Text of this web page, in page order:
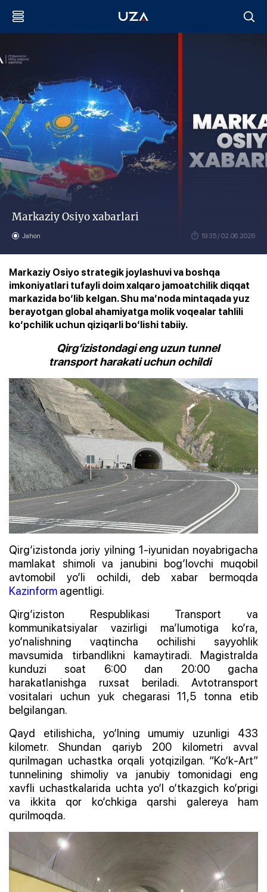
Markaziy Osiyo xabarlari
Jahon 19:35 / 02.06.2026
Markaziy Osiyo strategik joylashuvi va boshqa
imkoniyatlari tufayli doim xalqaro jamoatchilik diqqat
markazida bo‘lib kelgan. Shu ma’noda mintaqada yuz
berayotgan global ahamiyatga molik voqealar tahlili
ko‘pchilik uchun qiziqarli bo‘lishi tabiiy.
Qirg‘izistondagi eng uzun tunnel
transport harakati uchun ochildi
Qirg‘izistonda joriy yilning 1-iyunidan noyabrigacha
mamlakat shimoli va janubini bog‘lovchi muqobil
avtomobil yo‘li ochildi, deb xabar bermoqda
Kazinformagentligi.
Qirg‘iziston Respublikasi Transport va
kommunikatsiyalar vazirligi ma’lumotiga ko‘ra,
yo‘nalishning vaqtincha ochilishi sayyohlik
mavsumida tirbandlikni kamaytiradi. Magistralda
kunduzi soat 6:00 dan 20:00 gacha
harakatlanishga ruxsat beriladi. Avtotransport
vositalari uchun yuk chegarasi 11,5 tonna etib
belgilangan.
Qayd etilishicha, yo‘lning umumiy uzunligi 433
kilometr. Shundan qariyb 200 kilometri avval
qurilmagan uchastka orqali yotqizilgan. “Ko‘k-Art”
tunnelining shimoliy va janubiy tomonidagi eng
xavfli uchastkalarida uchta yo‘l o‘tkazgich ko‘prigi
va ikkita qor ko‘chkiga qarshi galereya ham
qurilmoqda.